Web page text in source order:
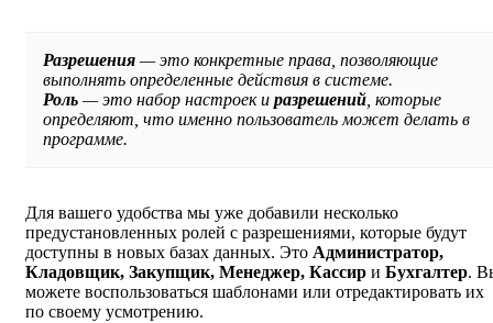
Разрешения — это конкретные права, позволяющие
выполнять определенные действия в системе.
Роль — это набор настроек и разрешений, которые
определяют, что именно пользователь может делать в
программе.
Для вашего удобства мы уже добавили несколько
предустановленных ролей с разрешениями, которые будут
доступны в новых базах данных. Это Администратор,
Кладовщик, Закупщик, Менеджер, Кассир и Бухгалтер.
можете воспользоваться шаблонами или отредактировать их
по своему усмотрению.